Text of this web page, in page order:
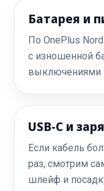
Батарея и
По OnePlus
с изношенной
выключениями
USB-C и
Если кабель
раз, смотрим
шлейф и